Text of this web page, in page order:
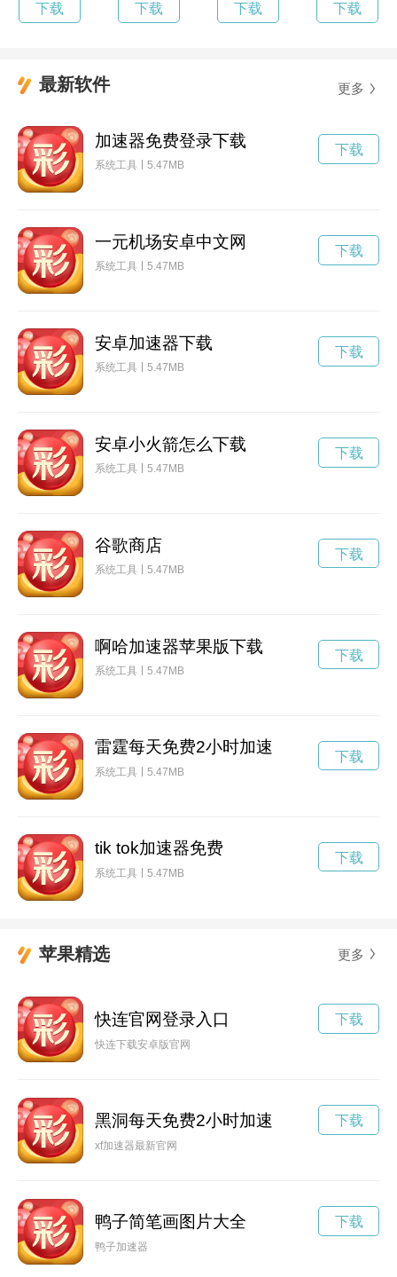
下载 下载 下载 下载
最新软件 更多
加速器免费登录下载
系统工具 5.47MB
下载
一元机场安卓中文网
系统工具 5.47MB
下载
安卓加速器下载
系统工具 5.47MB
下载
安卓小火箭怎么下载
系统工具 5.47MB
下载
谷歌商店
系统工具 5.47MB
下载
啊哈加速器苹果版下载
系统工具 5.47MB
下载
雷霆每天免费2小时加速
系统工具 5.47MB
下载
tik tok加速器免费
系统工具 5.47MB
下载
苹果精选 更多
快连官网登录入口
快连下载安卓版官网
下载
黑洞每天免费2小时加速
xf加速器最新官网
下载
鸭子简笔画图片大全
鸭子加速器
下载